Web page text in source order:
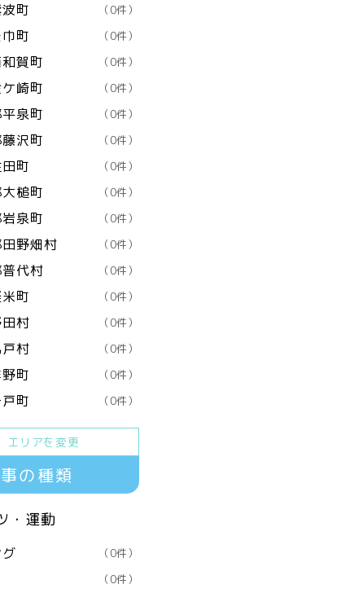
町 （0件）
町 （0件）
賀町 （0件）
崎町 （0件）
泉町 （0件）
沢町 （0件）
町 （0件）
槌町 （0件）
泉町 （0件）
野畑村 （0件）
代村 （0件）
町 （0件）
村 （0件）
村 （0件）
町 （0件）
町 （0件）
エリアを変更
の種類
・運動
（0件）
（0件）